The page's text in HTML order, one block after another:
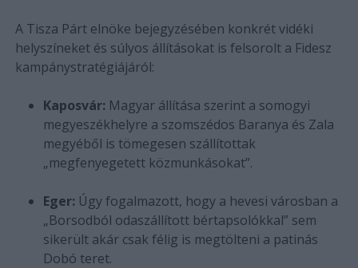
A Tisza Párt elnöke bejegyzésében konkrét vidéki
helyszíneket és súlyos állításokat is felsorolt a Fidesz
kampánystratégiájáról:
Kaposvár: Magyar állítása szerint a somogyi
megyeszékhelyre a szomszédos Baranya és Zala
megyéből is tömegesen szállítottak
„megfenyegetett közmunkásokat”.
Eger: Úgy fogalmazott, hogy a hevesi városban a
„Borsodból odaszállított bértapsolókkal” sem
sikerült akár csak félig is megtölteni a patinás
Dobó teret.